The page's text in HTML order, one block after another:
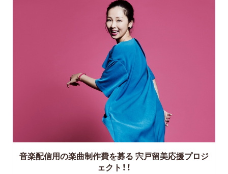
音楽配信用の楽曲制作費を募る 宍戸留美応援プロジ
ェクト！！